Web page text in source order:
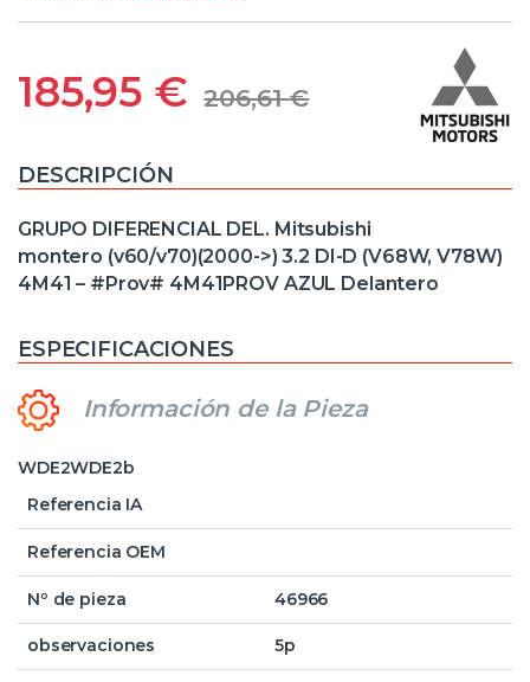
185,95 € 206,61€
DESCRIPCIÓN
GRUPO DIFERENCIAL DEL. Mitsubishi
montero (v60/v70)(2000->) 3.2 DI-D (V68W, V78W)
4M41 – #Prov# 4M41PROV AZUL Delantero
ESPECIFICACIONES
Información de la Pieza
WDE2WDE2b
Referencia IA
Referencia OEM
Nº de pieza 46966
observaciones 5p